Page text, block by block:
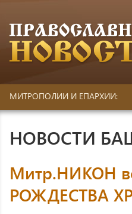
МИТРОПОЛИИ И ЕПАРХИИ:
НОВОСТИ
Митр.НИКОН
РОЖДЕСТВА